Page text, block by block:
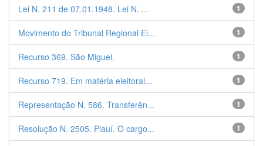
1
Lei N. 211 de 07.01.1948. Lei N. ...
1
Movimento do Tribunal Regional El...
1
Recurso 369. São Miguel.
1
Recurso 719. Em matéria eleitoral...
1
Representação N. 586. Transferên...
1
Resolução N. 2505. Piauí. O cargo...